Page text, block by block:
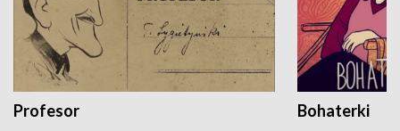
Profesor Bohaterki